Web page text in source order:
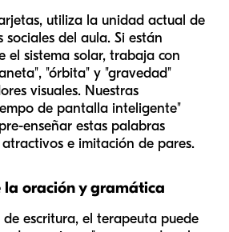
utiliza la unidad actual de
sociales del aula. Si están
el sistema solar, trabaja con
"órbita" y "gravedad"
visuales. Nuestras
de pantalla inteligente"
enseñar estas palabras
e imitación de pares.
la oración y gramática
escritura, el terapeuta puede